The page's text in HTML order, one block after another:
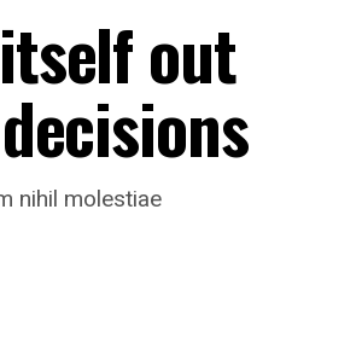
out
nihil molestiae